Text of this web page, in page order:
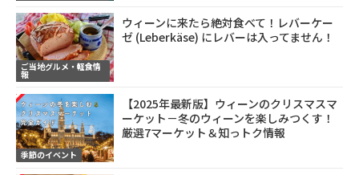
ご当地グルメ・軽食情
報
ウィーンに来たら絶対食べて！レバーケー
ゼ (Leberkäse) にレバーは入ってません！
季節のイベント
【2025年最新版】ウィーンのクリスマスマ
ーケット－冬のウィーンを楽しみつくす！
厳選7マーケット＆知っトク情報